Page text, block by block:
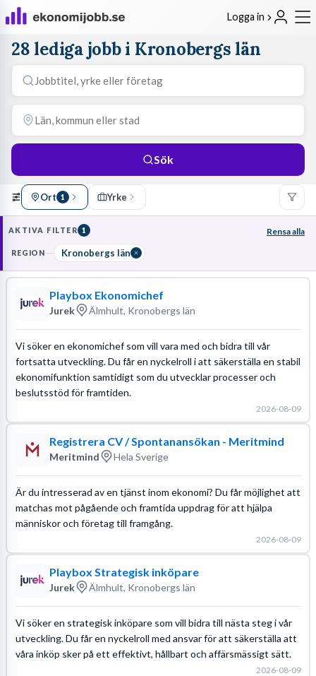
Logga in
28 lediga jobb i Kronobergs län
Sök
Ort 1 Yrke
AKTIVA FILTER 1 Rensa alla
REGION Kronobergs län
Playbox Ekonomichef
Jurek Älmhult, Kronobergs län
Vi söker en ekonomichef som vill vara med och bidra till vår
fortsatta utveckling. Du får en nyckelroll i att säkerställa en stabil
ekonomifunktion samtidigt som du utvecklar processer och
beslutsstöd för framtiden.
2026-08-09
Registrera CV / Spontanansökan - Meritmind
Meritmind Hela Sverige
Är du intresserad av en tjänst inom ekonomi? Du får möjlighet att
matchas mot pågående och framtida uppdrag för att hjälpa
människor och företag till framgång.
2026-08-09
Playbox Strategisk inköpare
Jurek Älmhult, Kronobergs län
Vi söker en strategisk inköpare som vill bidra till nästa steg i vår
utveckling. Du får en nyckelroll med ansvar för att säkerställa att
våra inköp sker på ett effektivt, hållbart och affärsmässigt sätt.
2026-08-09